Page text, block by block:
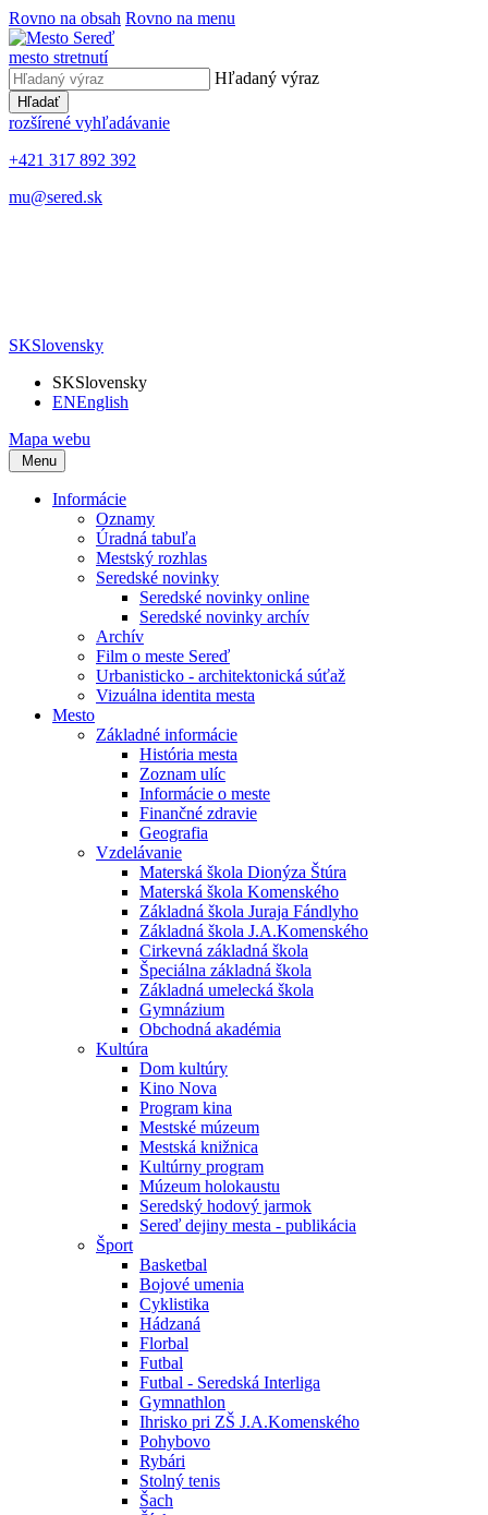
Rovno na obsah Rovno na menu
mesto stretnutí
Hľadaný výraz
Hľadať
rozšírené vyhľadávanie
+421 317 892 392
mu@sered.sk
SKSlovensky
SKSlovensky
ENEnglish
Mapa webu
Menu
Informácie
Oznamy
Úradná tabuľa
Mestský rozhlas
Seredské novinky
Seredské novinky online
Seredské novinky archív
Archív
Film o meste Sereď
Urbanisticko - architektonická súťaž
Vizuálna identita mesta
Mesto
Základné informácie
História mesta
Zoznam ulíc
Informácie o meste
Finančné zdravie
Geografia
Vzdelávanie
Materská škola Dionýza Štúra
Materská škola Komenského
Základná škola Juraja Fándlyho
Základná škola J.A.Komenského
Cirkevná základná škola
Špeciálna základná škola
Základná umelecká škola
Gymnázium
Obchodná akadémia
Kultúra
Dom kultúry
Kino Nova
Program kina
Mestské múzeum
Mestská knižnica
Kultúrny program
Múzeum holokaustu
Seredský hodový jarmok
Sereď dejiny mesta - publikácia
Šport
Basketbal
Bojové umenia
Cyklistika
Hádzaná
Florbal
Futbal
Futbal - Seredská Interliga
Gymnathlon
Ihrisko pri ZŠ J.A.Komenského
Pohybovo
Rybári
Stolný tenis
Šach